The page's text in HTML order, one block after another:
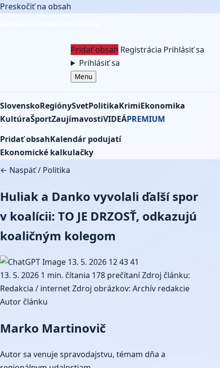
Preskočiť na obsah
Pridať obsah Registrácia Prihlásiť sa
Prihlásiť sa
Menu
SlovenskoRegiónySvetPolitikaKrimiEkonomika
KultúraŠportZaujímavostiVIDEÁPREMIUM
Pridať obsahKalendár podujatí
Ekonomické kalkulačky
← Naspäť/ Politika
Huliak a Danko vyvolali ďalší spor
v koalícii: TO JE DRZOSŤ, odkazujú
koaličným kolegom
13. 5. 2026 1 min. čítania 178 prečítaníZdroj článku:
Redakcia / internetZdroj obrázkov: Archív redakcie
Autor článku
Marko Martinovič
Autor sa venuje spravodajstvu, témam dňa a